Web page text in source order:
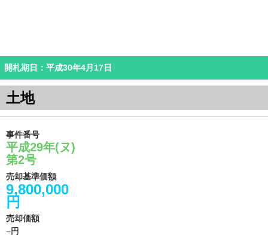
開札期日：平成30年4月17日
土地
事件番号
平成29年(ヌ)
第2号
売却基準価額
9,800,000
円
売却価額
−円